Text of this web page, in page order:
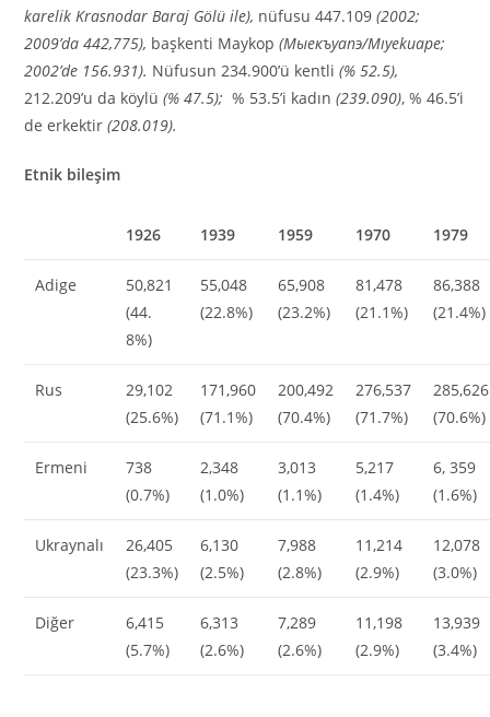
karelik Krasnodar Baraj Gölü ile), nüfusu 447.109(2002;
2009’da 442,775), başkenti Maykop(Мыекъуaпэ/Mıyekuape;
2002’de 156.931). Nüfusun 234.900’ü kentli(% 52.5),
212.209’u da köylü(% 47.5); % 53.5’i kadın(239.090), % 46.5’i
de erkektir(208.019).
Etnik bileşim
1926 1939 1959 1970 1979
Adige
50,821
(44.
8%)
55,048
(22.8%)
65,908
(23.2%)
81,478
(21.1%)
86,388
(21.4%)
Rus
29,102
(25.6%)
171,960
(71.1%)
200,492
(70.4%)
276,537
(71.7%)
285,626
(70.6%)
Ermeni
738
(0.7%)
2,348
(1.0%)
3,013
(1.1%)
5,217
(1.4%)
6, 359
(1.6%)
Ukraynalı
26,405
(23.3%)
6,130
(2.5%)
7,988
(2.8%)
11,214
(2.9%)
12,078
(3.0%)
Diğer
6,415
(5.7%)
6,313
(2.6%)
7,289
(2.6%)
11,198
(2.9%)
13,939
(3.4%)